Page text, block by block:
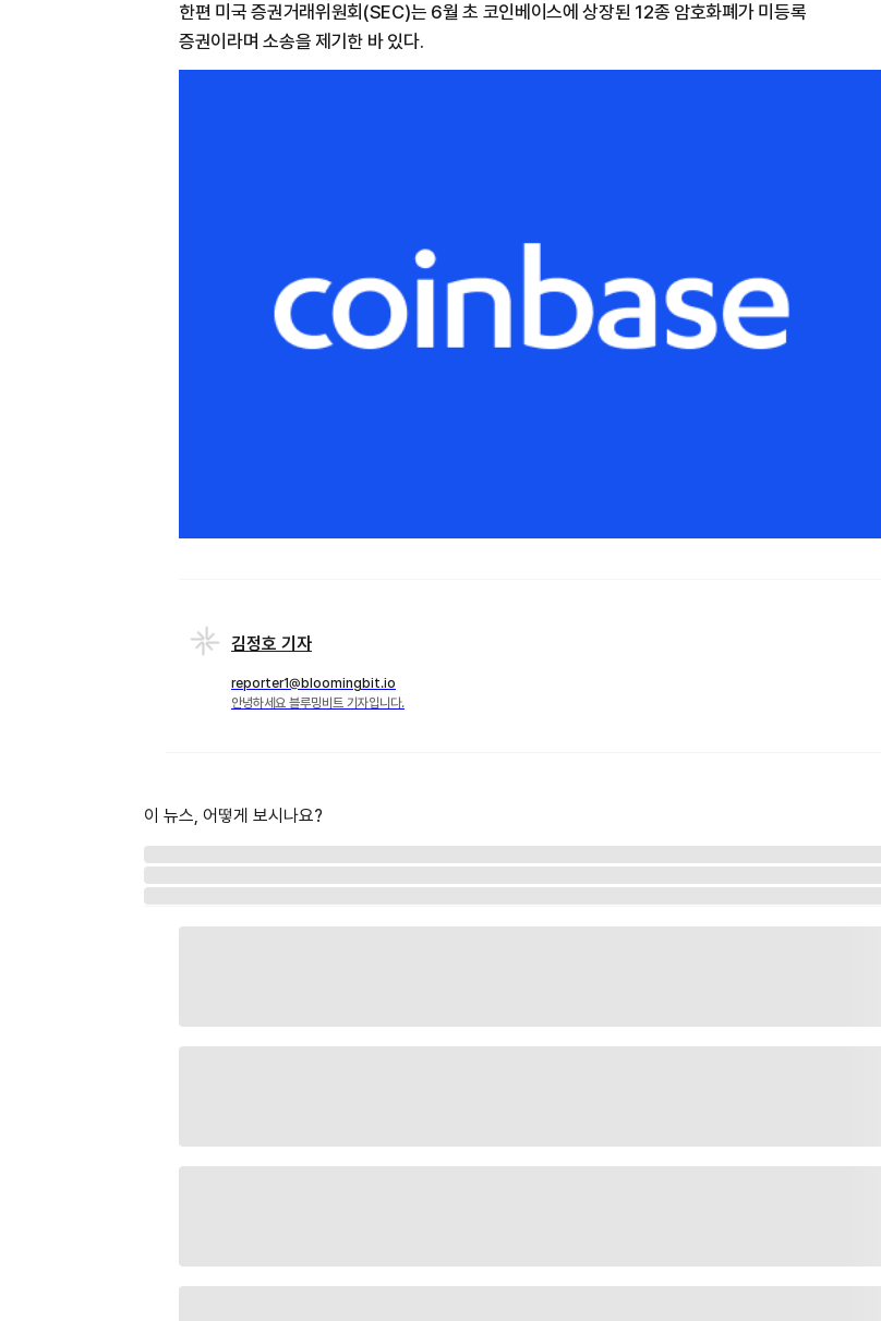
한편 미국 증권거래위원회(SEC)는 6월 초 코인베이스에 상장된 12종 암호화폐가 미등록
증권이라며 소송을 제기한 바 있다.
김정호 기자
reporter1@bloomingbit.io
안녕하세요 블루밍비트 기자입니다.
이 뉴스, 어떻게 보시나요?